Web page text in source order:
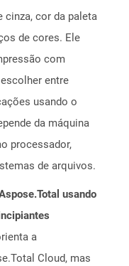
cinza, cor da paleta
de cores. Ele
com
entre
usando o
da máquina
processador,
de arquivos.
usando
a
Cloud, mas